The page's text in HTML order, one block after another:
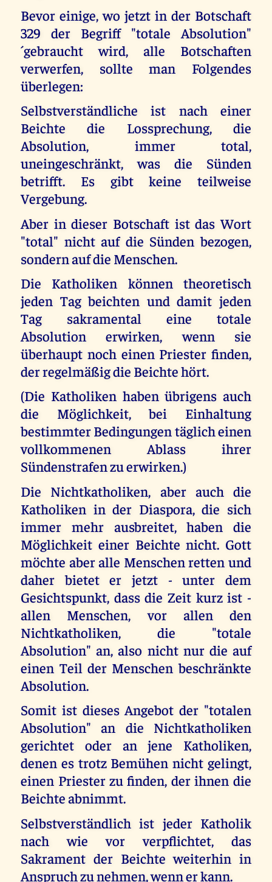
Bevor einige, wo jetzt in der Botschaft
329 der Begriff "totale Absolution"
´gebraucht wird, alle Botschaften
verwerfen, sollte man Folgendes
überlegen:
Selbstverständliche ist nach einer
Beichte die Lossprechung, die
Absolution, immer total,
uneingeschränkt, was die Sünden
betrifft. Es gibt keine teilweise
Vergebung.
Aber in dieser Botschaft ist das Wort
"total" nicht auf die Sünden bezogen,
sondern auf die Menschen.
Die Katholiken können theoretisch
jeden Tag beichten und damit jeden
Tag sakramental eine totale
Absolution erwirken, wenn sie
überhaupt noch einen Priester finden,
der regelmäßig die Beichte hört.
(Die Katholiken haben übrigens auch
die Möglichkeit, bei Einhaltung
bestimmter Bedingungen täglich einen
vollkommenen Ablass ihrer
Sündenstrafen zu erwirken.)
Die Nichtkatholiken, aber auch die
Katholiken in der Diaspora, die sich
immer mehr ausbreitet, haben die
Möglichkeit einer Beichte nicht. Gott
möchte aber alle Menschen retten und
daher bietet er jetzt - unter dem
Gesichtspunkt, dass die Zeit kurz ist -
allen Menschen, vor allen den
Nichtkatholiken, die "totale
Absolution" an, also nicht nur die auf
einen Teil der Menschen beschränkte
Absolution.
Somit ist dieses Angebot der "totalen
Absolution" an die Nichtkatholiken
gerichtet oder an jene Katholiken,
denen es trotz Bemühen nicht gelingt,
einen Priester zu finden, der ihnen die
Beichte abnimmt.
Selbstverständlich ist jeder Katholik
nach wie vor verpflichtet, das
Sakrament der Beichte weiterhin in
Anspruch zu nehmen, wenn er kann.